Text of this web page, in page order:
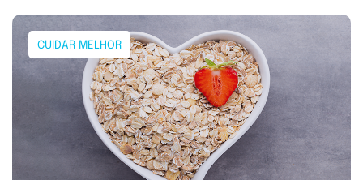
CUIDAR MELHOR